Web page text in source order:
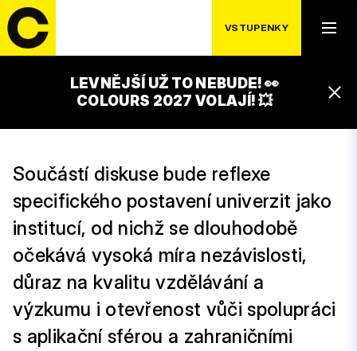
VSTUPENKY
LEVNĚJŠÍ UŽ TO NEBUDE! 👀
COLOURS 2027 VOLAJÍ! 💥
ODPOVĚDNOST A
BUDOUCNOST
16:00 – 17:00
UNIVERCITY OSTRAVA!!! STAGE
Součástí diskuse bude reflexe
specifického postavení univerzit jako
institucí, od nichž se dlouhodobě
očekává vysoká míra nezávislosti,
důraz na kvalitu vzdělávání a
výzkumu i otevřenost vůči spolupráci
s aplikační sférou a zahraničními